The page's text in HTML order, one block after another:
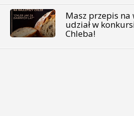
Masz przepis na
udział w
Chleba!